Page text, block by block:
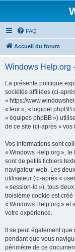
FAQ
Accueil du forum
Windows Help.org
La présente politique
sociétés affiliées (ci-
« https://
« leur », « logiciel phpBB
« équipes phpBB »)
de ce site (ci-après « vos
Vos informations sont
« Windows Help.org »,
sont de petits fichiers
navigateur web. Les
utilisateur (ci-après «
« session-id »), tous
troisième cookie est
« Windows Help.org » et
votre expérience.
Il se peut également
pendant que vous
périmètre de ce